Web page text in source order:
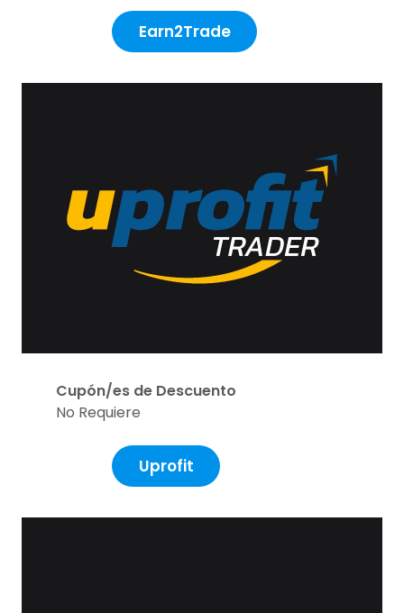
Earn2Trade
Cupón/es de Descuento
No Requiere
Uprofit